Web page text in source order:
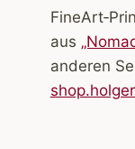
aus
anderen